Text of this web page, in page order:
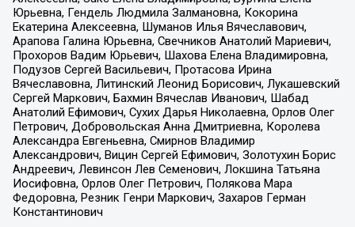
Юрьевна, Гендель Людмила Залмановна, Кокорина
Екатерина Алексеевна, Шуманов Илья Вячеславович,
Арапова Галина Юрьевна, Свечников Анатолий Мариевич,
Прохоров Вадим Юрьевич, Шахова Елена Владимировна,
Подузов Сергей Васильевич, Протасова Ирина
Вячеславовна, Литинский Леонид Борисович, Лукашевский
Сергей Маркович, Бахмин Вячеслав Иванович, Шабад
Анатолий Ефимович, Сухих Дарья Николаевна, Орлов Олег
Петрович, Добровольская Анна Дмитриевна, Королева
Александра Евгеньевна, Смирнов Владимир
Александрович, Вицин Сергей Ефимович, Золотухин Борис
Андреевич, Левинсон Лев Семенович, Локшина Татьяна
Иосифовна, Орлов Олег Петрович, Полякова Мара
Федоровна, Резник Генри Маркович, Захаров Герман
Константинович